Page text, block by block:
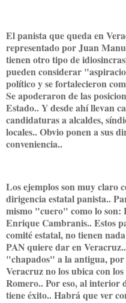
El panista que queda en
representado por Juan
tienen otro tipo de
pueden considerar
político y se fortalecieron
Se apoderaron de las
Estado.. Y desde ahí llevan
candidaturas a alcaldes,
locales.. Obvio ponen a sus
conveniencia..
Los ejemplos son muy claro
dirigencia estatal panista..
mismo "cuero" como lo son:
Enrique Cambranis.. Estos
comité estatal, no tienen
PAN quiere dar en
"chapados" a la antigua, por
Veracruz no los ubica con
Romero.. Por eso, al interior
tiene éxito.. Habrá que ver